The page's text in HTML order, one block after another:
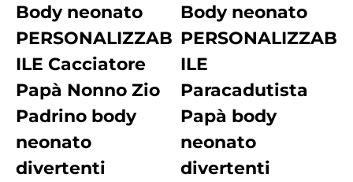
Body neonato
PERSONALIZZAB
ILE Cacciatore
Papà Nonno Zio
Padrino body
neonato
divertenti
Body neonato
PERSONALIZZAB
ILE
Paracadutista
Papà body
neonato
divertenti